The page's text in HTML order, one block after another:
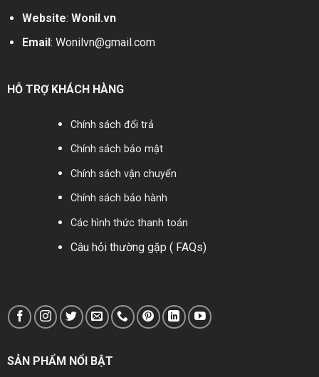
Website: Wonil.vn
Email: Wonilvn@gmail.com
HỖ TRỢ KHÁCH HÀNG
Chính sách đổi trả
Chính sách bảo mật
Chính sách vận chuyển
Chính sách bảo hành
Các hình thức thanh toán
Câu hỏi thường gặp ( FAQs)
SẢN PHẨM NỔI BẬT